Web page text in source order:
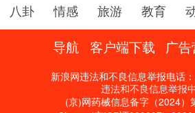
八卦
情感 旅游 教育
导航 客户端下载 广
新浪网违法和不良信息举报电话
违法和不良信息举报
(京)网药械信息备字（2024）